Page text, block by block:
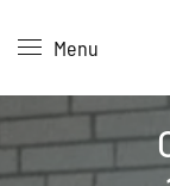
Skip to main
Menu
Panneau de